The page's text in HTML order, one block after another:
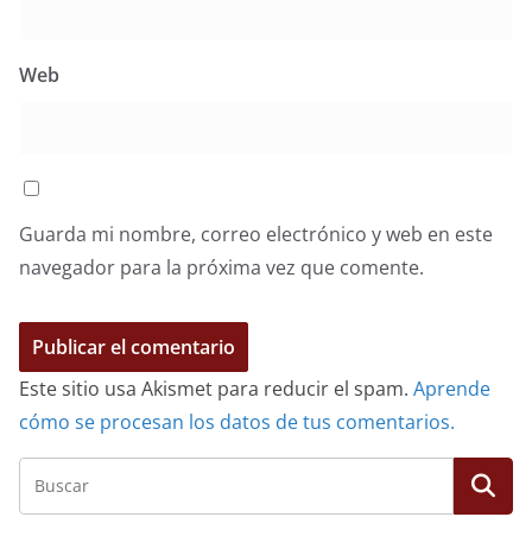
Web
Guarda mi nombre, correo electrónico y web en este
navegador para la próxima vez que comente.
Este sitio usa Akismet para reducir el spam. Aprende
cómo se procesan los datos de tus comentarios.